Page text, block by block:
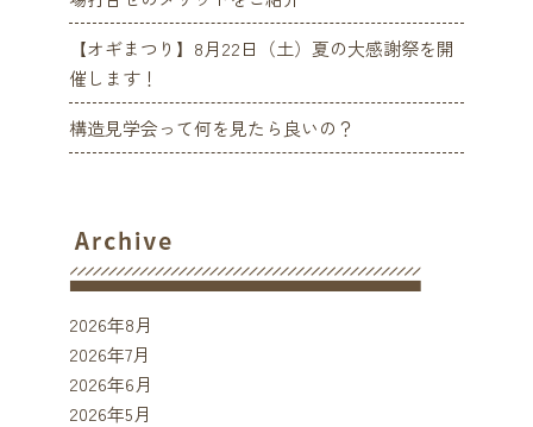
【オギまつり】8月22日（土）夏の大感謝祭を開
催します！
構造見学会って何を見たら良いの？
2026年8月
2026年7月
2026年6月
2026年5月